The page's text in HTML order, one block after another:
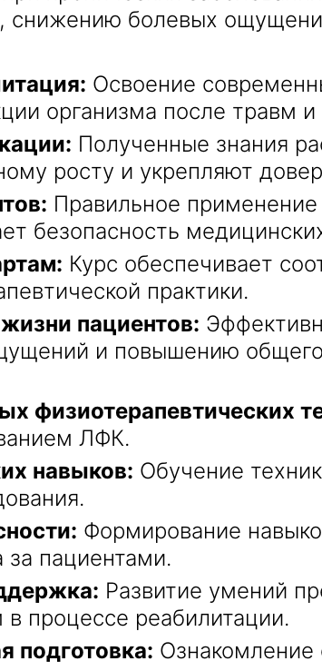
болевых
Освоение
организма после травм
Полученные знания
росту и укрепляют
Правильное
безопасность
Курс обеспечивает
практики.
пациентов:
и повышению общего
физиотерапевтических
ЛФК.
навыков: Обучение
Формирование
за пациентами.
Развитие умений
процессе реабилитации.
подготовка: Ознакомление